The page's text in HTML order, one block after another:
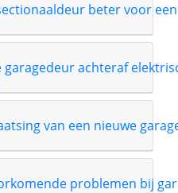
beter voor
garagedeur achteraf
van een nieuwe
problemen bij